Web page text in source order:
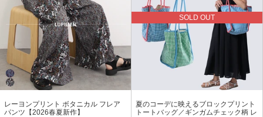
レーヨンプリント ボタニカル フレア
パンツ【2026春夏新作】
SOLD OUT
夏のコーデに映えるブロックプリント
トートバッグ／ギンガムチェック柄 レ